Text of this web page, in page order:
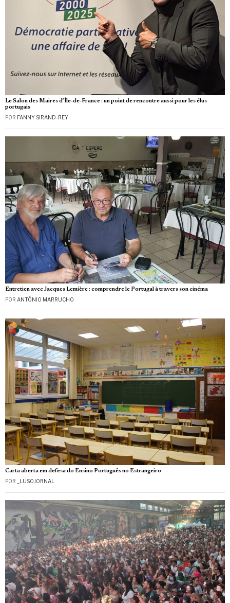
Le Salon des Maires d’Île-de-France : un point de rencontre aussi pour les élus
portugais
POR FANNY SIRAND-REY
Entretien avec Jacques Lemière : comprendre le Portugal à travers son cinéma
POR ANTÓNIO MARRUCHO
Carta aberta em defesa do Ensino Português no Estrangeiro
POR _LUSOJORNAL